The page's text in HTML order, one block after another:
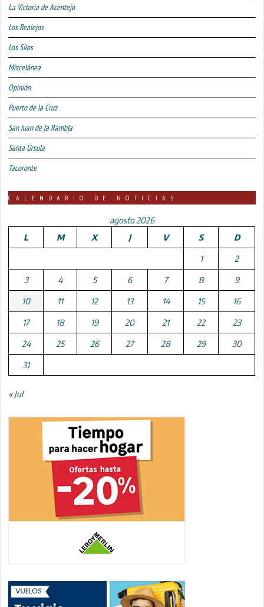
La Victoria de Acentejo
Los Realejos
Los Silos
Miscelánea
Opinión
Puerto de la Cruz
San Juan de la Rambla
Santa Úrsula
Tacoronte
CALENDARIO DE NOTICIAS
agosto 2026
L
M X J V S D
1 2
3 4 5 6 7 8 9
10 11 12 13 14 15 16
17 18 19 20 21 22 23
24 25 26 27 28 29 30
31
« Jul